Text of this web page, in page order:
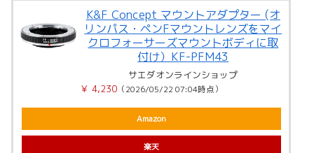
K&F Concept マウントアダプター (オ
リンパス・ペンFマウントレンズをマイ
クロフォーサーズマウントボディに取
付け）KF-PFM43
サエダオンラインショップ
￥ 4,230（2026/05/22 07:04時点）
Amazon
楽天